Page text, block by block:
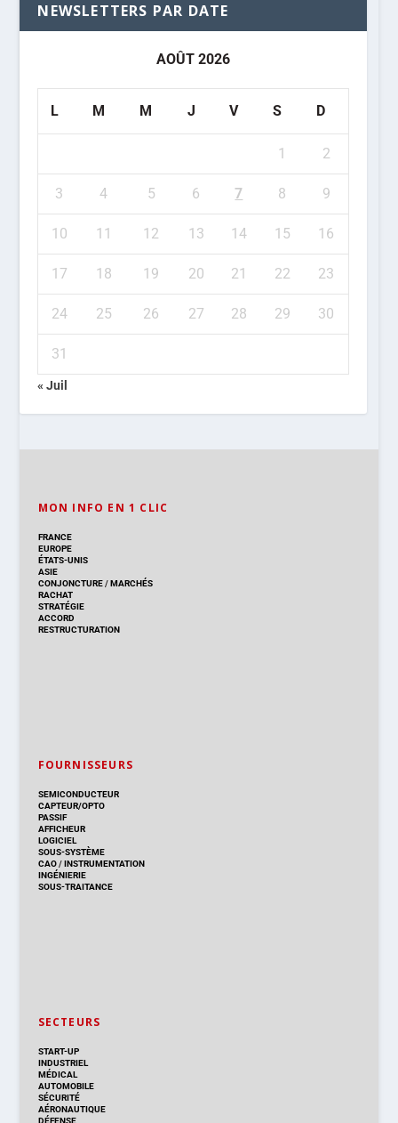
NEWSLETTERS PAR DATE
AOÛT 2026
L M M J V S D
1 2
3 4 5 6 7 8 9
10 11 12 13 14 15 16
17 18 19 20 21 22 23
24 25 26 27 28 29 30
31
« Juil
MON INFO EN 1 CLIC
FRANCE
EUROPE
ÉTATS-UNIS
ASIE
CONJONCTURE/ MARCHÉS
RACHAT
STRATÉGIE
ACCORD
RESTRUCTURATION
FOURNISSEURS
SEMICONDUCTEUR
CAPTEUR/OPTO
PASSIF
AFFICHEUR
LOGICIEL
SOUS-SYSTÈME
CAO/INSTRUMENTATION
INGÉNIERIE
SOUS-TRAITANCE
SECTEURS
START-UP
INDUSTRIEL
MÉDICAL
AUTOMOBILE
SÉCURITÉ
AÉRONAUTIQUE